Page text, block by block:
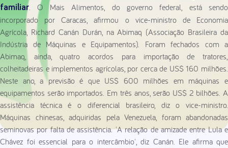
familiar. O Mais Alimentos, do governo federal, está sendo
incorporado por Caracas, afirmou o vice-ministro de Economia
Agrícola, Richard Canán Durán, na Abimaq (Associação Brasileira da
Indústria de Máquinas e Equipamentos). Foram fechados com a
Abimaq, ainda, quatro acordos para importação de tratores,
colheitadeiras e implementos agrícolas, por cerca de US$ 160 milhões.
Neste ano, a previsão é que US$ 600 milhões em máquinas e
equipamentos serão importados. Em três anos, serão US$ 2 bilhões. A
assistência técnica é o diferencial brasileiro, diz o vice-ministro.
Máquinas chinesas, adquiridas pela Venezuela, foram abandonadas
seminovas por falta de assistência. 'A relação de amizade entre Lula e
Chávez foi essencial para o intercâmbio', diz Canán. Ele afirma que